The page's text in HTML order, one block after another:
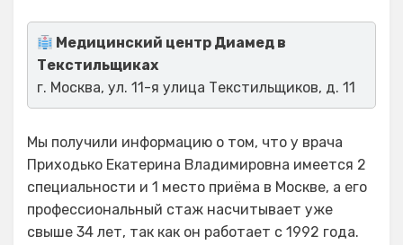
Медицинский центр Диамед в
Текстильщиках
г. Москва, ул. 11-я улица Текстильщиков, д. 11
Мы получили информацию о том, что у врача
Приходько Екатерина Владимировна имеется 2
специальности и 1 место приёма в Москве, а его
профессиональный стаж насчитывает уже
свыше 34 лет, так как он работает с 1992 года.